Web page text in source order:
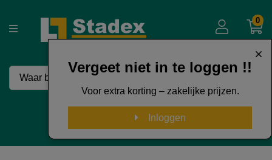
Vergeet niet in te loggen !!
Voor extra korting – zakelijke prijzen.
Inloggen
0
50 Jaar Stadex